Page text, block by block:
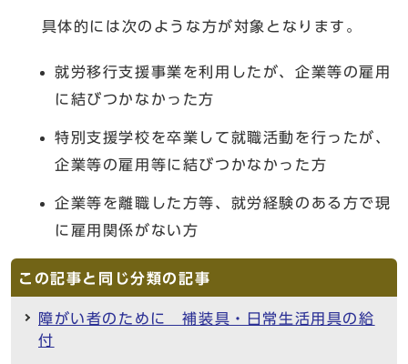
具体的には次のような方が対象となります。
就労移行支援事業を利用したが、企業等の雇用
に結びつかなかった方
特別支援学校を卒業して就職活動を行ったが、
企業等の雇用等に結びつかなかった方
企業等を離職した方等、就労経験のある方で現
に雇用関係がない方
この記事と同じ分類の記事
障がい者のために 補装具・日常生活用具の給
付